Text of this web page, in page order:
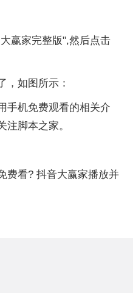
赢家完整版",然后点击
，如图所示：
手机免费观看的相关介
注脚本之家。
费看? 抖音大赢家播放并